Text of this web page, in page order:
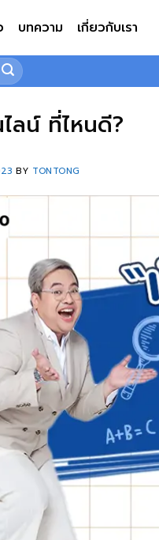
บทความ เกี่ยวกับเรา
ลน์ ที่ไหนดี?
BY TONTONG